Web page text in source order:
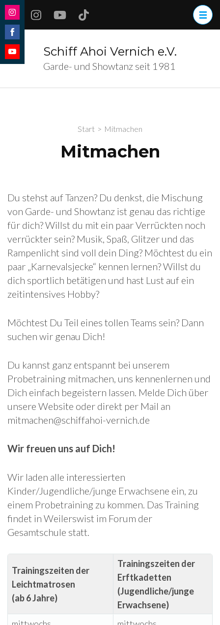
Zum
Inhalt
springen
(Enter
drücken)
Schiff Ahoi Vernich e.V.
Garde- und Showtanz seit 1981
Start > Mitmachen
Mitmachen
Du stehst auf Tanzen? Du denkst, die Mischung
von Garde- und Showtanz ist genau das richtige
für dich? Willst du mit ein paar Verrückten noch
verrückter sein? Musik, Spaß, Glitzer und das
Rampenlicht sind voll dein Ding? Möchtest du ein
paar „Karnevalsjecke“ kennen lernen? Willst du
dich sportlich betätigen und hast Lust auf ein
zeitintensives Hobby?
Möchtest Du Teil eines tollen Teams sein? Dann
suchen wir genau Dich!
Du kannst ganz entspannt bei unserem
Probetraining mitmachen, uns kennenlernen und
Dich einfach begeistern lassen. Melde Dich über
unsere Website oder direkt per Mail an
mitmachen@schiffahoi-vernich.de
Wir freuen uns auf Dich!
Wir laden alle interessierten
Kinder/Jugendliche/junge Erwachsene ein, zu
einem Probetraining zu kommen. Das Training
findet in Weilerswist im Forum der
Gesamtschule statt.
Trainingszeiten der
Leichtmatrosen
(ab 6 Jahre)
Trainingszeiten der
Erftkadetten
(Jugendliche/junge
Erwachsene)
Share
on
Instagram
Share
on
Share